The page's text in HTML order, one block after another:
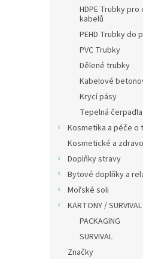
HDPE Trubky
kabelů
PEHD Trubky do
PVC Trubky
Dělené trubky
Kabelové
Krycí pásy
Tepelná
Kosmetika a péče o
Kosmetické a
Doplňky stravy
Bytové doplňky a
Mořské soli
KARTONY / SURVIVAL
PACKAGING
SURVIVAL
Značky